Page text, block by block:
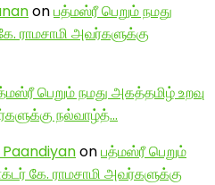
onபத்மஸ்ரீ பெறும் நமது
ராமசாமி அவர்களுக்கு
பெறும் நமது அகத்தமிழ் உறவு
நல்வாழ்த்…
onபத்மஸ்ரீ பெறும்
கே. ராமசாமி அவர்களுக்கு